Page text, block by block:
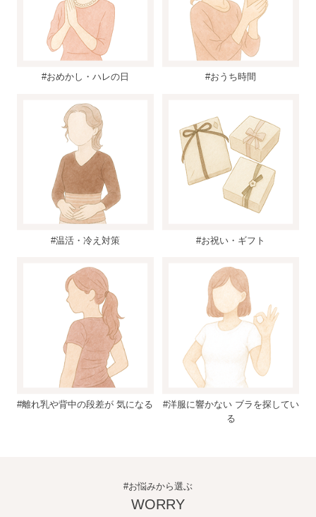
#おめかし・ハレの日 #おうち時間
#温活・冷え対策 #お祝い・ギフト
#離れ乳や背中の段差が 気になる
#洋服に響かない ブラを探してい
る
#お悩みから選ぶ
WORRY